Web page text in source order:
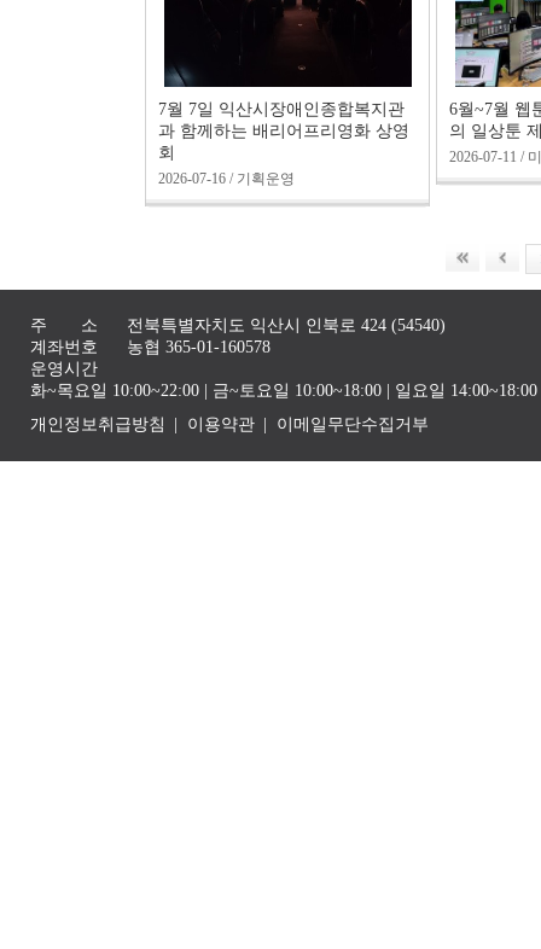
7월 7일 익산시장애인종합복지관
과 함께하는 배리어프리영화 상영
회
2026-07-16 / 기획운영
6월~7월 웹
의 일상툰
2026-07-11 /
주 소
전북특별자치도 익산시 인북로 424 (54540)
계좌번호
농협 365-01-160578
운영시간
화~목요일 10:00~22:00 | 금~토요일 10:00~18:00 | 일요일
개인정보취급방침
이용약관 이메일무단수집거부